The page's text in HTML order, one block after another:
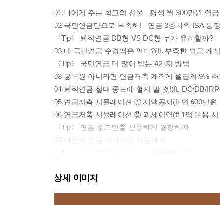
01 나에게 주는 최고의 선물 - 평생 월 300만원 연금
02 국민연금만으로 부족해! - 연금 3총사와 ISA 등
〈Tip〉 퇴직연금 DB형 VS DC형 누가 유리할까?
03 내 국민연금 수령액은 얼마?(ft. 부족한 연금 계
〈Tip〉 국민연금 더 많이 받는 4가지 방법
03 공무원 아니라면 연금저축 계좌에 월급의 9%
04 퇴직연금 절대 중도에 헐지 말 것!(ft. DC/DB/
05 연금저축 시뮬레이션 ① 세액공제(ft 연 600만원
06 연금저축 시뮬레이션 ② 과세이연(ft 1억 운용
〈Tip〉 연금 중도인출 신중하게 결정하자
〈Tip〉 내 집을 주택연금으로 활용한다면
〈첫째마당〉 월 300만원 연금 실천법 ① 연금저축
상세 이미지